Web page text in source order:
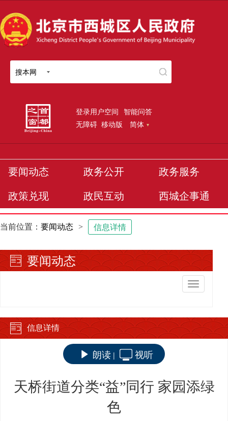
搜本网
登录用户空间 智能问答
无障碍 移动版 简体
要闻动态 政务公开 政务服务
政策兑现 政民互动 西城企事通
当前位置： 要闻动态 > 信息详情
要闻动态
切
换
航
信息详情
朗读 | 视听
天桥街道分类“益”同行 家园添绿
色